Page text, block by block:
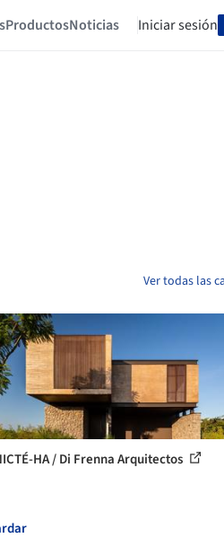
ProductosNoticias Iniciar sesión
Ver todas las
HA / Di Frenna Arquitectos